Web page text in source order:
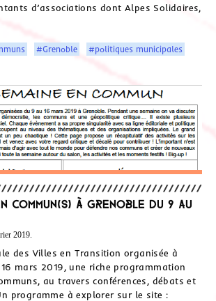
d’associations dont Alpes Solidaires,
#Grenoble #politiques municipales
commun(s) à Grenoble du 9 au
2019.
des Villes en Transition organisée à
mars 2019, une riche programmation
au travers conférences, débats et
programme à explorer sur le site :